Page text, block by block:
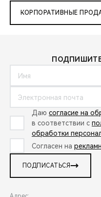
КОРПОРАТИВНЫЕ
Даю согласие на
в соответствии с
обработки
Согласен на
ПОДПИСАТЬСЯ